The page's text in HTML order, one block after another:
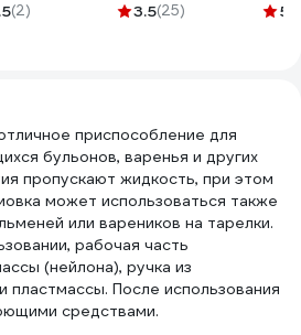
см, серая,
(2)
"Локус" аромат
3.5(25) 5
приспособление для
бульонов, варенья и других
пропускают жидкость, при этом
может использоваться также
или вареников на тарелки.
рабочая часть
(нейлона), ручка из
пластмассы. После использования
средствами.